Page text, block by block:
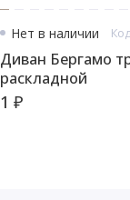
Нет в наличии
Диван Бергамо
раскладной
1 ₽